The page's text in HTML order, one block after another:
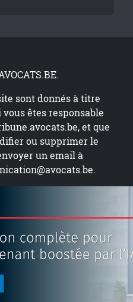
sont donnés à titre
êtes responsable
, et que
ou supprimer le
un email à
.